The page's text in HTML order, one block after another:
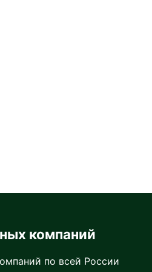
компаний
по всей России